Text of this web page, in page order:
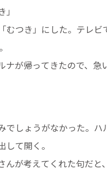
つき」にした。テレビ
が帰ってきたので、急
しょうがなかった。ハ
て開く。
が考えてくれた句だと